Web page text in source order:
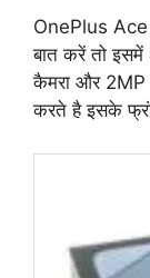
OnePlus Ace
बात करें तो
कैमरा और 2MP
करते है इसके